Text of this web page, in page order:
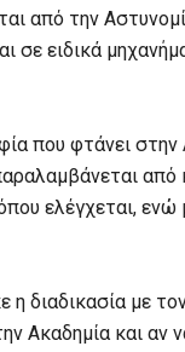
από την
σε ειδικά
που φτάνει στην
ελέγχεται, ενώ
η διαδικασία με
Ακαδημία και αν